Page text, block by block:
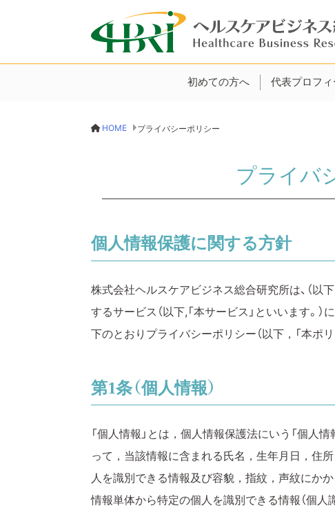
初めての方へ 代表プロフ
HOME プライバシーポリシー
プライバ
個人情報保護に関する方針
株式会社ヘルスケアビジネス総合研究所は、（以
するサービス（以下,「本サービス」といいます。
下のとおりプライバシーポリシー（以下，「本ポリ
第1条（個人情報）
「個人情報」とは，個人情報保護法にいう「個人
って，当該情報に含まれる氏名，生年月日，住
人を識別できる情報及び容貌，指紋，声紋にか
情報単体から特定の個人を識別できる情報（個人